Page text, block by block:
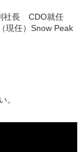
社長 CDO就任
任）Snow Peak
。